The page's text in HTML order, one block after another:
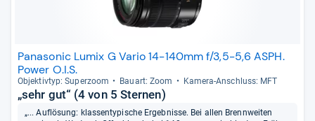
Panasonic Lumix G Vario 14-140mm f/3,5-5,6 ASPH.
Power O.I.S.
Objek­tiv­typ: Super­zoom Bau­art: Zoom Kamera-​Anschluss: MFT
„sehr gut“ (4 von 5 Sternen)
„... Auflösung: klassentypische Ergebnisse. Bei allen Brennweiten